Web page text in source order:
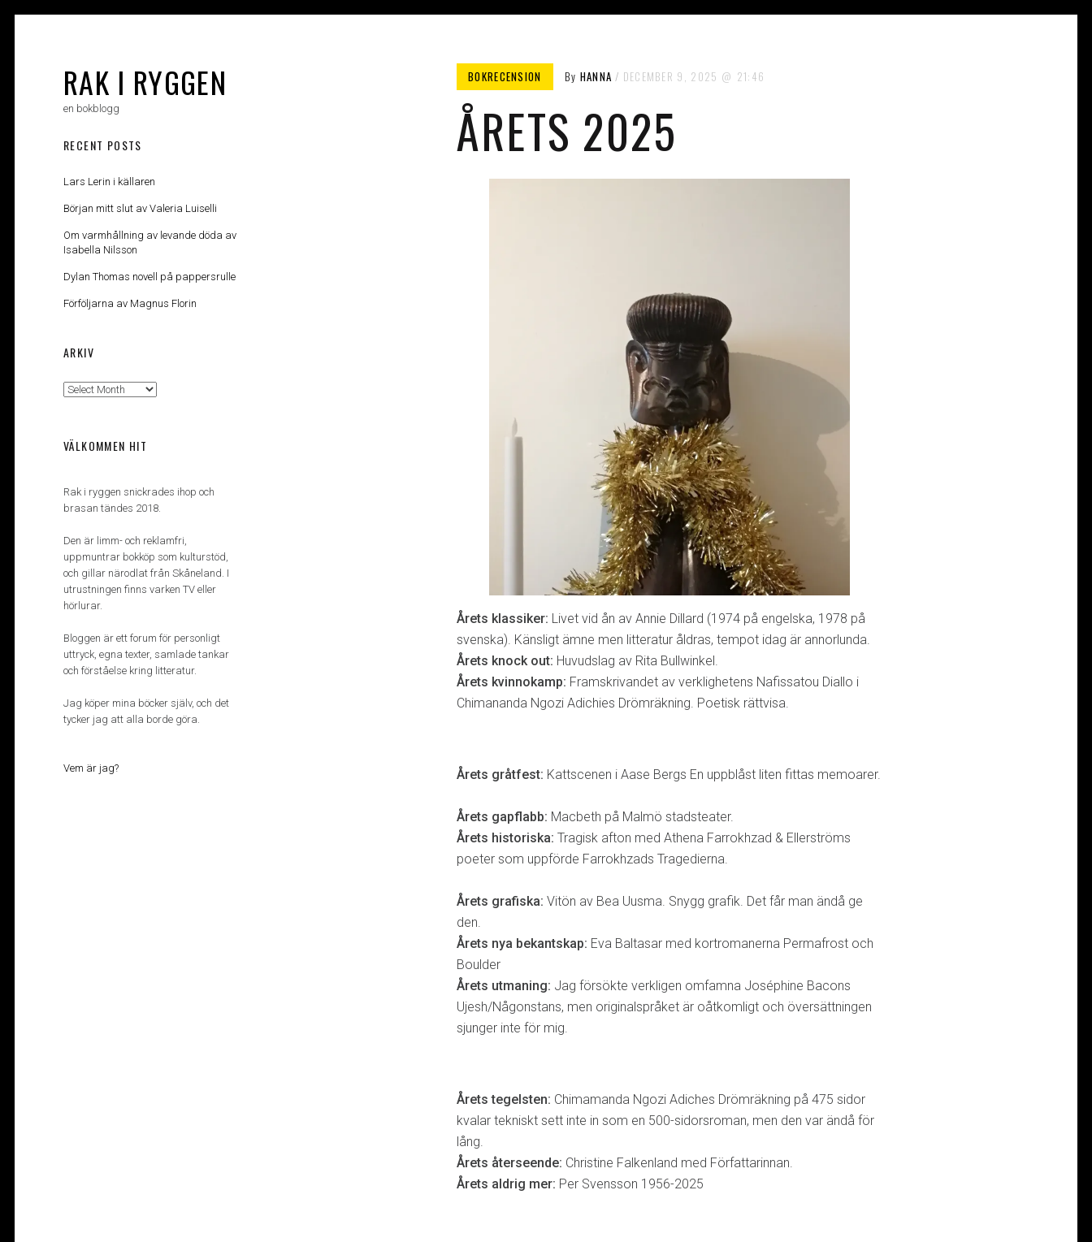
RAK I RYGGEN
en bokblogg
BOKRECENSION By HANNA DECEMBER 9, 2025 21:46
ÅRETS 2025
Årets klassiker: Livet vid ån av Annie Dillard (1974 på engelska, 1978 på
svenska). Känsligt ämne men litteratur åldras, tempot idag är annorlunda.
Årets knock out: Huvudslag av Rita Bullwinkel.
Årets kvinnokamp: Framskrivandet av verklighetens Nafissatou Diallo i
Chimananda Ngozi Adichies Drömräkning. Poetisk rättvisa.
Årets gråtfest: Kattscenen i Aase Bergs En uppblåst liten fittas memoarer.
Årets gapflabb: Macbeth på Malmö stadsteater.
Årets historiska: Tragisk afton med Athena Farrokhzad & Ellerströms
poeter som uppförde Farrokhzads Tragedierna.
Årets grafiska: Vitön av Bea Uusma. Snygg grafik. Det får man ändå ge
den.
Årets nya bekantskap: Eva Baltasar med kortromanerna Permafrost och
Boulder
Årets utmaning: Jag försökte verkligen omfamna Joséphine Bacons
Ujesh/Någonstans, men originalspråket är oåtkomligt och översättningen
sjunger inte för mig.
Årets tegelsten: Chimamanda Ngozi Adiches Drömräkning på 475 sidor
kvalar tekniskt sett inte in som en 500-sidorsroman, men den var ändå för
lång.
Årets återseende: Christine Falkenland med Författarinnan.
Årets aldrig mer: Per Svensson 1956-2025
RECENT POSTS
Lars Lerin i källaren
Början mitt slut av Valeria Luiselli
Om varmhållning av levande döda av
Isabella Nilsson
Dylan Thomas novell på pappersrulle
Förföljarna av Magnus Florin
ARKIV
Arkiv
VÄLKOMMEN HIT
Rak i ryggen snickrades ihop och
brasan tändes 2018.
Den är limm- och reklamfri,
uppmuntrar bokköp som kulturstöd,
och gillar närodlat från Skåneland. I
utrustningen finns varken TV eller
hörlurar.
Bloggen är ett forum för personligt
uttryck, egna texter, samlade tankar
och förståelse kring litteratur.
Jag köper mina böcker själv, och det
tycker jag att alla borde göra.
Vem är jag?